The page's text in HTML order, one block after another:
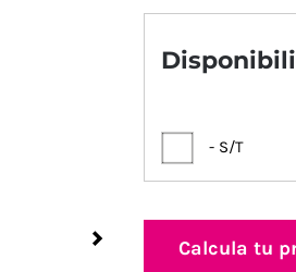
- S/T
Calcula tu